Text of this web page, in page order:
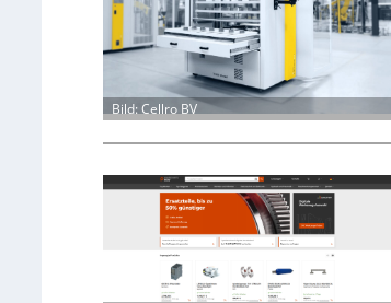
Bild: Cellro BV